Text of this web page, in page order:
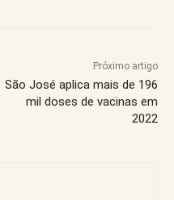
Próximo artigo
São José aplica mais de 196
mil doses de vacinas em
2022